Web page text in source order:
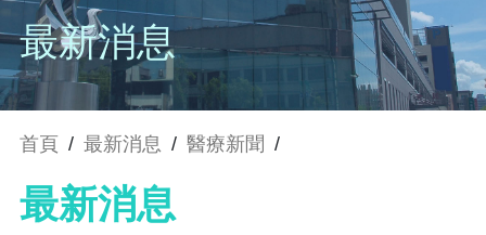
最新消息
首頁 / 最新消息 / 醫療新聞 /
最新消息